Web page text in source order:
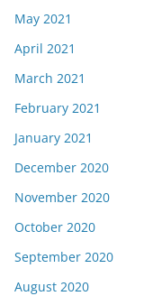
May 2021
April 2021
March 2021
February 2021
January 2021
December 2020
November 2020
October 2020
September 2020
August 2020